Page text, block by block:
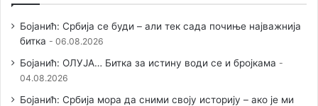
Бојанић: Србија се буди – али тек сада почиње најважнија
битка
06.08.2026
Бојанић: ОЛУЈА… Битка за истину води се и бројкама
04.08.2026
Бојанић: Србија мора да сними своју историју – ако је ми